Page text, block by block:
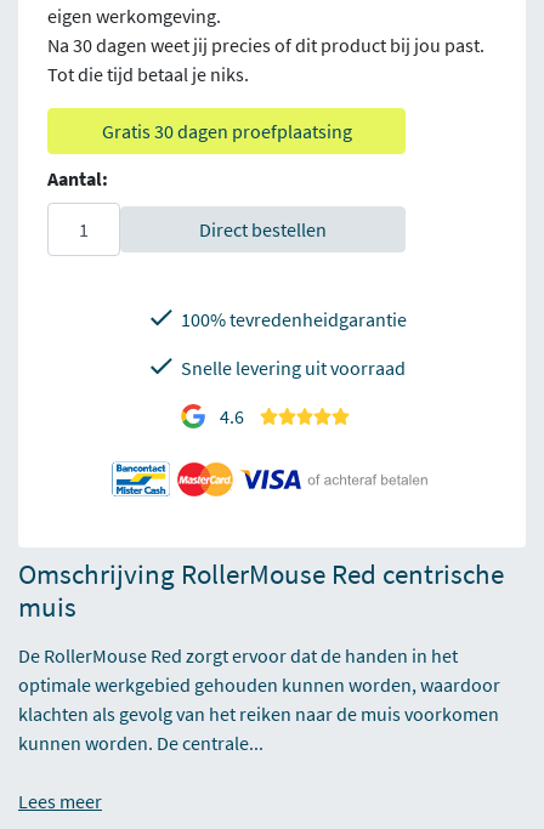
eigen werkomgeving.
Na 30 dagen weet jij precies of dit product bij jou past.
Tot die tijd betaal je niks.
Gratis 30 dagen proefplaatsing
Aantal:
Direct bestellen
100% tevredenheidgarantie
Snelle levering uit voorraad
4.6
Omschrijving RollerMouse Red centrische
muis
De RollerMouse Red zorgt ervoor dat de handen in het
optimale werkgebied gehouden kunnen worden, waardoor
klachten als gevolg van het reiken naar de muis voorkomen
kunnen worden. De centrale...
Lees meer